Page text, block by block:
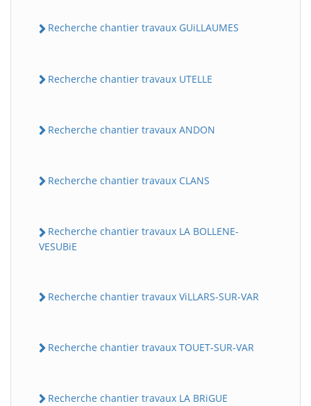
Recherche chantier travaux GUiLLAUMES
Recherche chantier travaux UTELLE
Recherche chantier travaux ANDON
Recherche chantier travaux CLANS
Recherche chantier travaux LA BOLLENE-
VESUBiE
Recherche chantier travaux ViLLARS-SUR-VAR
Recherche chantier travaux TOUET-SUR-VAR
Recherche chantier travaux LA BRiGUE